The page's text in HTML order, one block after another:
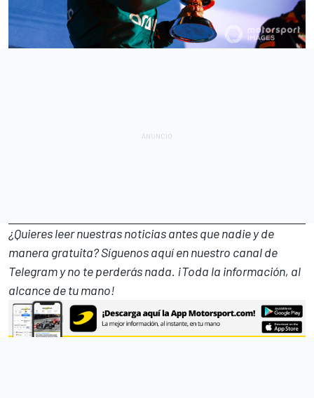
¿Quieres leer nuestras noticias antes que nadie y de
manera gratuita? Síguenosaquí en nuestro canal de
Telegramy no te perderás nada. ¡Toda la información, al
alcance de tu mano!